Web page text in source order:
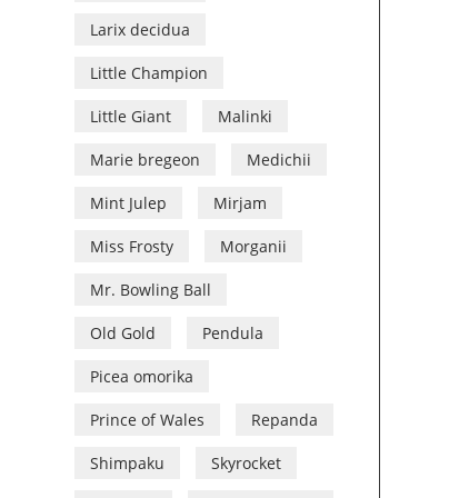
Larix decidua
Little Champion
Little Giant Malinki
Marie bregeon Medichii
Mint Julep Mirjam
Miss Frosty Morganii
Mr. Bowling Ball
Old Gold Pendula
Picea omorika
Prince of Wales Repanda
Shimpaku Skyrocket